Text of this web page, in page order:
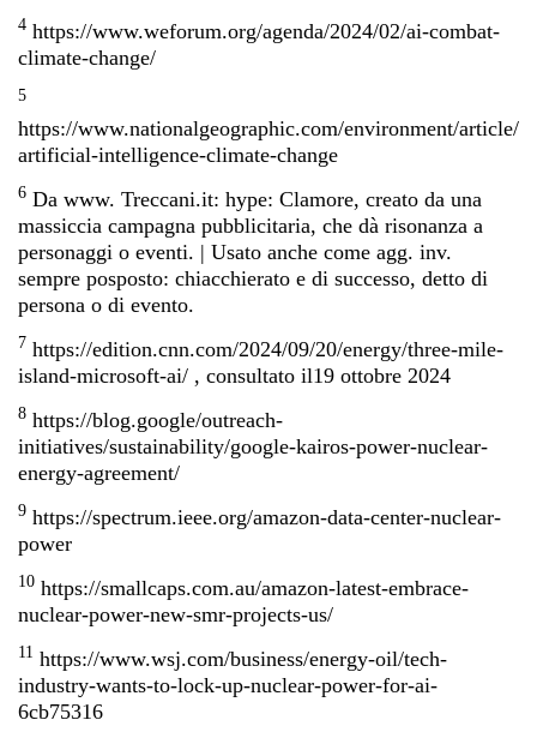
4 https://www.weforum.org/agenda/2024/02/ai-combat-
climate-change/
5
https://www.nationalgeographic.com/environment/article/
artificial-intelligence-climate-change
6 Da www. Treccani.it: hype: Clamore, creato da una
massiccia campagna pubblicitaria, che dà risonanza a
personaggi o eventi. | Usato anche come agg. inv.
sempre posposto: chiacchierato e di successo, detto di
persona o di evento.
7 https://edition.cnn.com/2024/09/20/energy/three-mile-
island-microsoft-ai/ , consultato il19 ottobre 2024
8 https://blog.google/outreach-
initiatives/sustainability/google-kairos-power-nuclear-
energy-agreement/
9 https://spectrum.ieee.org/amazon-data-center-nuclear-
power
10 https://smallcaps.com.au/amazon-latest-embrace-
nuclear-power-new-smr-projects-us/
11 https://www.wsj.com/business/energy-oil/tech-
industry-wants-to-lock-up-nuclear-power-for-ai-
6cb75316